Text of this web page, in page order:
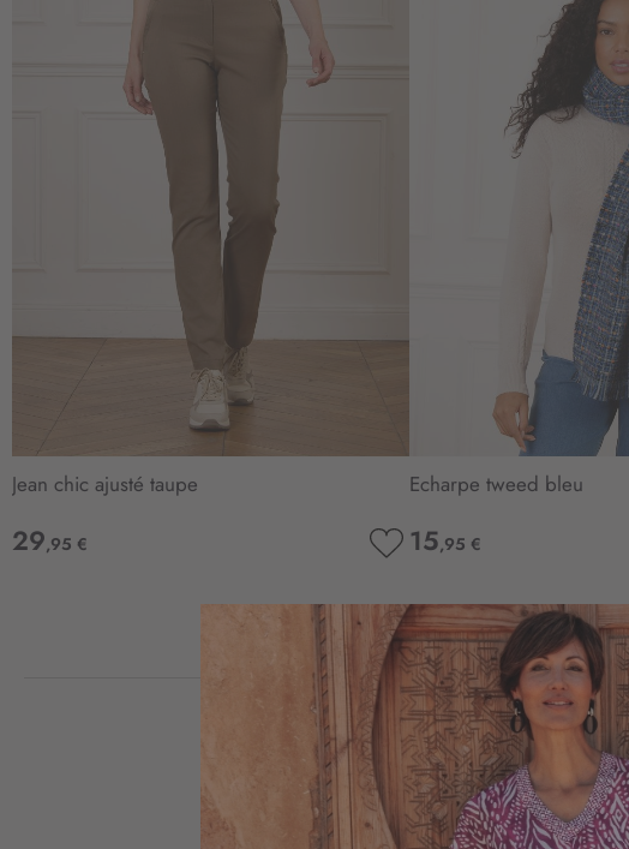
Jean chic ajusté taupe
29,95 €
MA
LISTE
D’ENVIE
Echarpe tweed bleu
15,95 €